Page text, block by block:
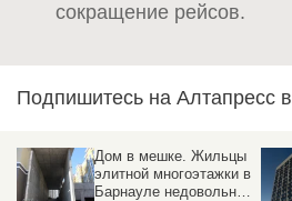
сокращение рейсов.
Подпишитесь на Алтапресс в
Дом в мешке. Жильцы
элитной многоэтажки в
Барнауле недовольны